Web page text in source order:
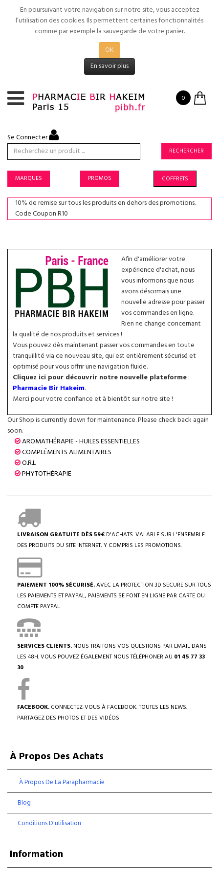
En poursuivant votre navigation sur notre site, vous acceptez
l’utilisation des cookies. Ils permettent certaines fonctionnalités
comme par exemple la sauvegarde de votre panier.
OK
En savoir plus
0
Se Connecter
RECHERCHER
MARQUES PROMOS COFFRETS
10% de remise sur tous les produits en dehors des promotions.
Code Coupon R10
Afin d'améliorer votre
expérience d'achat, nous
vous informons que nous
avons désormais une
nouvelle adresse pour passer
vos commandes en ligne.
Rien ne change concernant
la qualité de nos produits et services !
Vous pouvez dès maintenant passer vos commandes en toute
tranquillité via ce nouveau site, qui est entièrement sécurisé et
optimisé pour vous offrir une navigation fluide.
Cliquez ici pour découvrir notre nouvelle plateforme:
Pharmacie Bir Hakeim.
Merci pour votre confiance et à bientôt sur notre site !
Our Shop is currently down for maintenance. Please check back again
soon.
AROMATHÉRAPIE - HUILES ESSENTIELLES
COMPLÉMENTS ALIMENTAIRES
O.R.L
PHYTOTHÉRAPIE
LIVRAISON GRATUITE DÈS 59€ D'ACHATS. VALABLE SUR L'ENSEMBLE
DES PRODUITS DU SITE INTERNET, Y COMPRIS LES PROMOTIONS.
PAIEMENT 100% SÉCURISÉ.AVEC LA PROTECTION 3D SECURE SUR TOUS
LES PAIEMENTS ET PAYPAL, PAIEMENTS SE FONT EN LIGNE PAR CARTE OU
COMPTE PAYPAL
SERVICES CLIENTS. NOUS TRAITONS VOS QUESTIONS PAR EMAIL DANS
LES 48H. VOUS POUVEZ ÉGALEMENT NOUS TÉLÉPHONER AU 01 45 77 33
30
FACEBOOK. CONNECTEZ-VOUS À FACEBOOK. TOUTES LES NEWS.
PARTAGEZ DES PHOTOS ET DES VIDÉOS
À Propos Des Achats
À Propos De La Parapharmacie
Blog
Conditions D'utilisation
Information